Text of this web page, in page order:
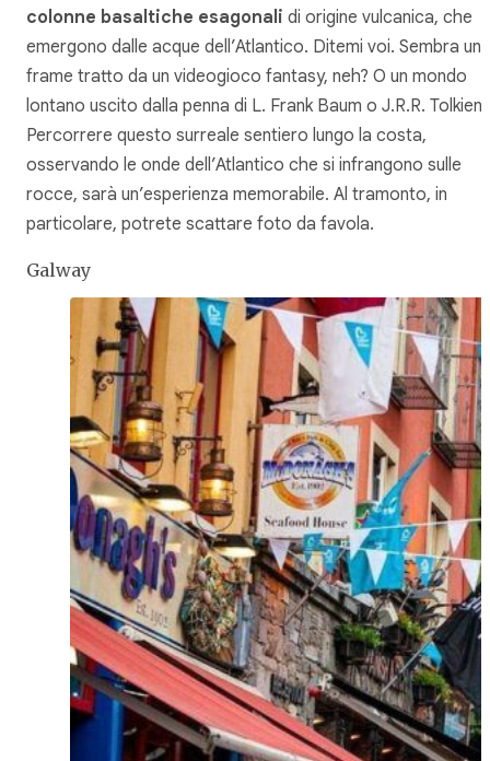
colonne basaltiche esagonali di origine vulcanica, che
emergono dalle acque dell’Atlantico. Ditemi voi. Sembra un
frame tratto da un videogioco fantasy, neh? O un mondo
lontano uscito dalla penna di L. Frank Baum o J.R.R. Tolkien.
Percorrere questo surreale sentiero lungo la costa,
osservando le onde dell’Atlantico che si infrangono sulle
rocce, sarà un’esperienza memorabile. Al tramonto, in
particolare, potrete scattare foto da favola.
Galway